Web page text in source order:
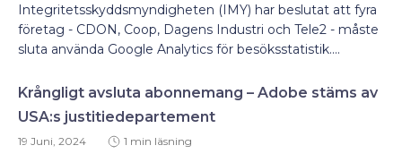
Integritetsskyddsmyndigheten (IMY) har beslutat att fyra
företag - CDON, Coop, Dagens Industri och Tele2 - måste
sluta använda Google Analytics för besöksstatistik....
Krångligt avsluta abonnemang – Adobe stäms av
USA:s justitiedepartement
19 Juni, 2024 1 min läsning